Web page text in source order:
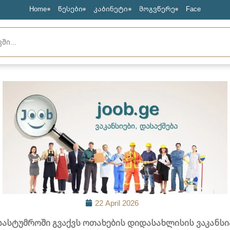
Home წესები კაბინეტი მოგვწერე Face
22 April 2026
გვაქვს ოთახების დიდასახლისის